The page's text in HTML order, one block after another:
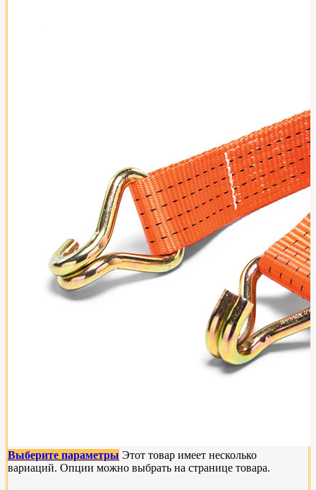
Выберите параметры Этот товар имеет несколько
вариаций. Опции можно выбрать на странице товара.